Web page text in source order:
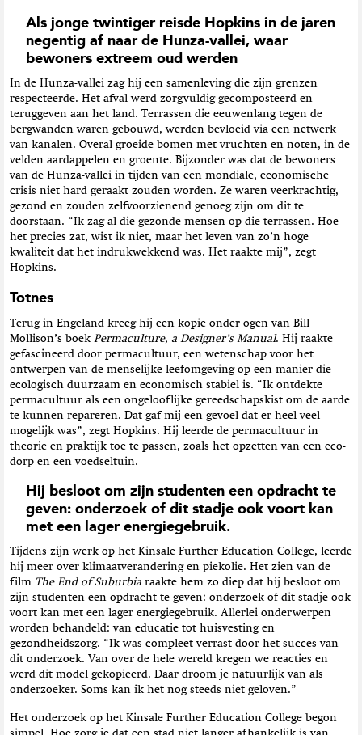
Als jonge twintiger reisde Hopkins in de jaren
negentig af naar de Hunza-vallei, waar
bewoners extreem oud werden
In de Hunza-vallei zag hij een samenleving die zijn grenzen
respecteerde. Het afval werd zorgvuldig gecomposteerd en
teruggeven aan het land. Terrassen die eeuwenlang tegen de
bergwanden waren gebouwd, werden bevloeid via een netwerk
van kanalen. Overal groeide bomen met vruchten en noten, in de
velden aardappelen en groente. Bijzonder was dat de bewoners
van de Hunza-vallei in tijden van een mondiale, economische
crisis niet hard geraakt zouden worden. Ze waren veerkrachtig,
gezond en zouden zelfvoorzienend genoeg zijn om dit te
doorstaan. “Ik zag al die gezonde mensen op die terrassen. Hoe
het precies zat, wist ik niet, maar het leven van zo’n hoge
kwaliteit dat het indrukwekkend was. Het raakte mij”, zegt
Hopkins.
Totnes
Terug in Engeland kreeg hij een kopie onder ogen van Bill
Mollison’s boek Permaculture, a Designer’s Manual. Hij raakte
gefascineerd door permacultuur, een wetenschap voor het
ontwerpen van de menselijke leefomgeving op een manier die
ecologisch duurzaam en economisch stabiel is. “Ik ontdekte
permacultuur als een ongelooflijke gereedschapskist om de aarde
te kunnen repareren. Dat gaf mij een gevoel dat er heel veel
mogelijk was”, zegt Hopkins. Hij leerde de permacultuur in
theorie en praktijk toe te passen, zoals het opzetten van een eco-
dorp en een voedseltuin.
Hij besloot om zijn studenten een opdracht te
geven: onderzoek of dit stadje ook voort kan
met een lager energiegebruik.
Tijdens zijn werk op het Kinsale Further Education College, leerde
hij meer over klimaatverandering en piekolie. Het zien van de
film The End of Suburbia raakte hem zo diep dat hij besloot om
zijn studenten een opdracht te geven: onderzoek of dit stadje ook
voort kan met een lager energiegebruik. Allerlei onderwerpen
worden behandeld: van educatie tot huisvesting en
gezondheidszorg. “Ik was compleet verrast door het succes van
dit onderzoek. Van over de hele wereld kregen we reacties en
werd dit model gekopieerd. Daar droom je natuurlijk van als
onderzoeker. Soms kan ik het nog steeds niet geloven.”
Het onderzoek op het Kinsale Further Education College begon